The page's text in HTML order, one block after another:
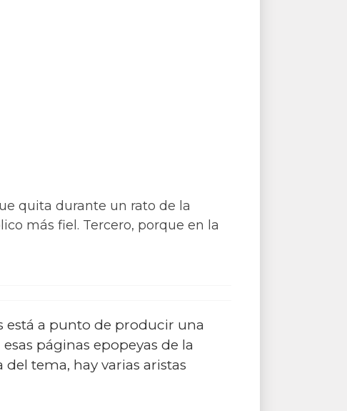
quita durante un rato de la
más fiel. Tercero, porque en la
está a punto de producir una
páginas epopeyas de la
tema, hay varias aristas